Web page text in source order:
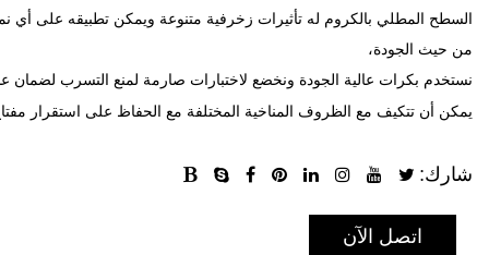
السطح
المطلي بالكروم له تأثيرات زخرفية متنوعة ويمكن تطبيقه على أي
من حيث الجودة،
نستخدم بكرات عالية الجودة ونخضع لاختبارات صارمة لمنع التسرب لضمان
يمكن أن تتكيف مع الظروف المناخية المختلفة مع الحفاظ على استقرار
شارك:
اتصل الآن